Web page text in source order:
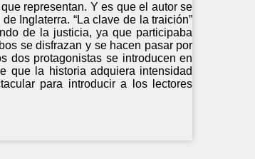
representan. Y es que el autor se
Inglaterra. “La clave de la traición”
de la justicia, ya que participaba
se disfrazan y se hacen pasar por
dos protagonistas se introducen en
que la historia adquiera intensidad
para introducir a los lectores